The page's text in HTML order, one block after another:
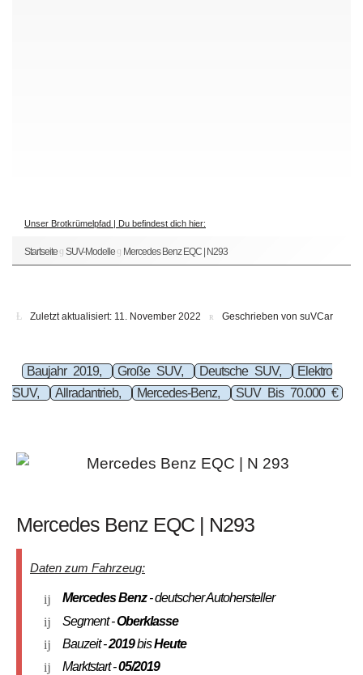
Unser Brotkrümelpfad | Du befindest dich hier:
Startseite SUV-Modelle Mercedes Benz EQC | N293
Zuletzt aktualisiert: 11. November 2022 Geschrieben von suVCar
Baujahr 2019, Große SUV, Deutsche SUV,
Elektro
SUV,
Allradantrieb, Mercedes-Benz, SUV Bis 70.000 €
Mercedes Benz EQC | N293
Daten zum Fahrzeug:
Mercedes Benz- deutscher Autohersteller
Segment -Oberklasse
Bauzeit -2019bisHeute
Marktstart -05/2019